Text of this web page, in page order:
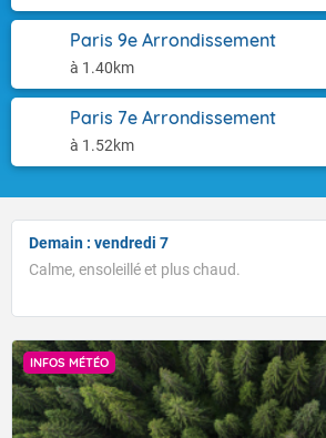
Paris 9e Arrondissement
à 1.40km
Paris 7e Arrondissement
à 1.52km
Demain : vendredi 7
Calme, ensoleillé et plus chaud.
INFOS MÉTÉO